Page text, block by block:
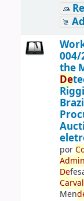
004/
the
De
por
De
Men